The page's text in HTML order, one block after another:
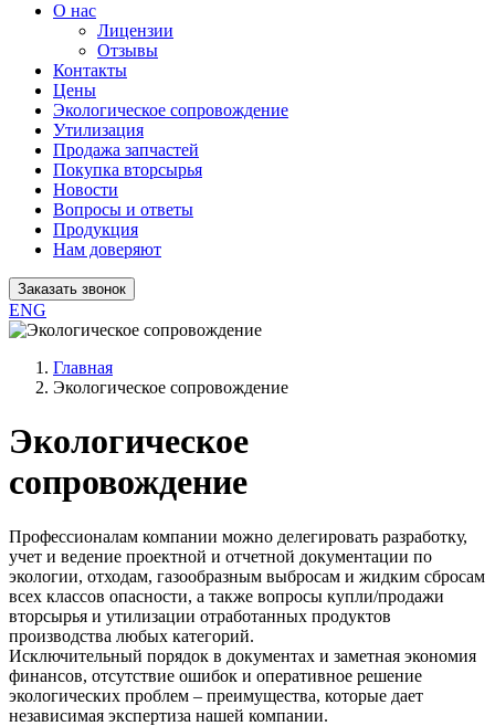
О нас
Лицензии
Отзывы
Контакты
Цены
Экологическое сопровождение
Утилизация
Продажа запчастей
Покупка вторсырья
Новости
Вопросы и ответы
Продукция
Нам доверяют
Заказать звонок
ENG
Главная
Экологическое сопровождение
Экологическое
сопровождение
Профессионалам компании можно делегировать разработку,
учет и ведение проектной и отчетной документации по
экологии, отходам, газообразным выбросам и жидким сбросам
всех классов опасности, а также вопросы купли/продажи
вторсырья и утилизации отработанных продуктов
производства любых категорий.
Исключительный порядок в документах и заметная экономия
финансов, отсутствие ошибок и оперативное решение
экологических проблем – преимущества, которые дает
независимая экспертиза нашей компании.